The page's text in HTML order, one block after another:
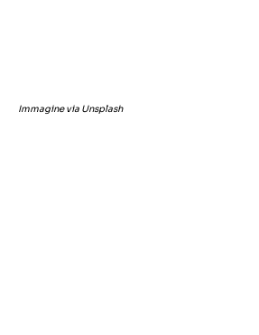
Immagine via Unsplash